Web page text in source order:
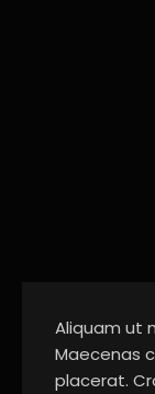
Aliquam ut
Maecenas
placerat.